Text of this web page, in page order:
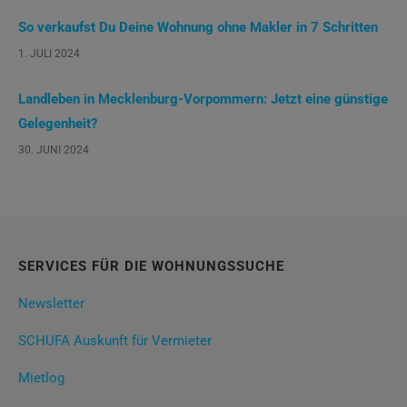
So verkaufst Du Deine Wohnung ohne Makler in 7 Schritten
1. JULI 2024
Landleben in Mecklenburg-Vorpommern: Jetzt eine günstige
Gelegenheit?
30. JUNI 2024
SERVICES FÜR DIE WOHNUNGSSUCHE
Newsletter
SCHUFA Auskunft für Vermieter
Mietlog